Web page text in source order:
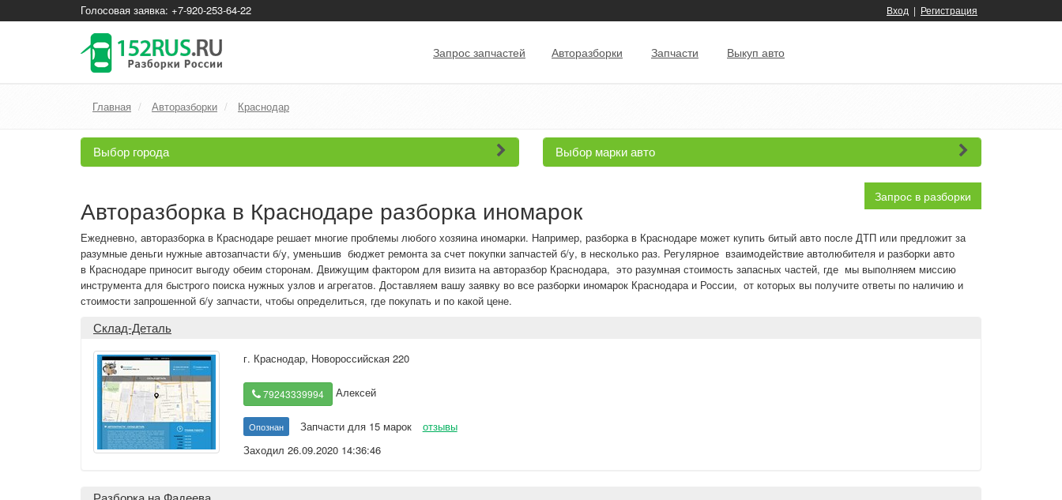
Голосовая заявка: +7-920-253-64-22 Вход | Регистрация
Запрос запчастей Авторазборки Запчасти Выкуп авто
Главная Авторазборки Краснодар
Выбор города Выбор марки авто
Запрос в разборки
Авторазборка в Краснодаре разборка иномарок
Ежедневно, авторазборка в Краснодаре решает многие проблемы любого хозяина иномарки. Например, разборка в Краснодаре может купить битый авто после ДТП или предложит за
разумные деньги нужные автозапчасти б/у, уменьшив бюджет ремонта за счет покупки запчастей б/у, в несколько раз. Регулярное взаимодействие автолюбителя и разборки авто
в Краснодаре приносит выгоду обеим сторонам. Движущим фактором для визита на авторазбор Краснодара, это разумная стоимость запасных частей, где мы выполняем миссию
инструмента для быстрого поиска нужных узлов и агрегатов. Доставляем вашу заявку во все разборки иномарок Краснодара и России, от которых вы получите ответы по наличию и
стоимости запрошенной б/у запчасти, чтобы определиться, где покупать и по какой цене.
Склад-Деталь
г. Краснодар, Новороссийская 220
79243339994 Алексей
Опознан Запчасти для 15 марок
отзывы
Заходил 26.09.2020 14:36:46